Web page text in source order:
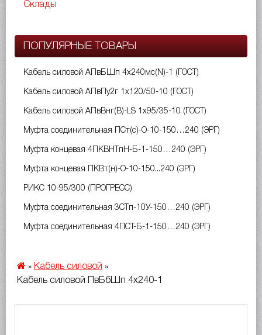
Склады
ПОПУЛЯРНЫЕ ТОВАРЫ
Кабель силовой АПвБШп 4х240мс(N)-1 (ГОСТ)
Кабель силовой АПвПу2г 1х120/50-10 (ГОСТ)
Кабель силовой АПвВнг(B)-LS 1х95/35-10 (ГОСТ)
Муфта соединительная ПСт(с)-О-10-150…240 (ЭРГ)
Муфта концевая 4ПКВНТпН-Б-1-150…240 (ЭРГ)
Муфта концевая ПКВт(н)-О-10-150...240 (ЭРГ)
РИКС 10-95/300 (ПРОГРЕСС)
Муфта соединительная 3СТп-10У-150…240 (ЭРГ)
Муфта соединительная 4ПСТ-Б-1-150…240 (ЭРГ)
» Кабель силовой »
Кабель силовой ПвБбШп 4х240-1